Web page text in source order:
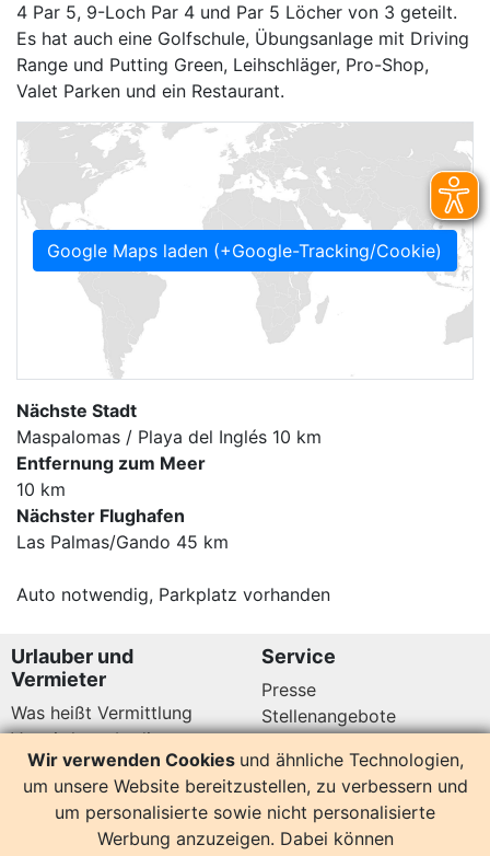
4 Par 5, 9-Loch Par 4 und Par 5 Löcher von 3 geteilt.
Es hat auch eine Golfschule, Übungsanlage mit Driving
Range und Putting Green, Leihschläger, Pro-Shop,
Valet Parken und ein Restaurant.
Google Maps laden (+Google-Tracking/Cookie)
Nächste Stadt
Maspalomas / Playa del Inglés 10 km
Entfernung zum Meer
10 km
Nächster Flughafen
Las Palmas/Gando 45 km
Auto notwendig, Parkplatz vorhanden
Urlauber und
Vermieter
Was heißt Vermittlung
Vermittlungsbedingungen
Datenschutz
Service
Presse
Stellenangebote
Kundenbewertungen Hier sind wir auch
Wir verwenden Cookies und ähnliche Technologien,
um unsere Website bereitzustellen, zu verbessern und
um personalisierte sowie nicht personalisierte
Werbung anzuzeigen. Dabei können